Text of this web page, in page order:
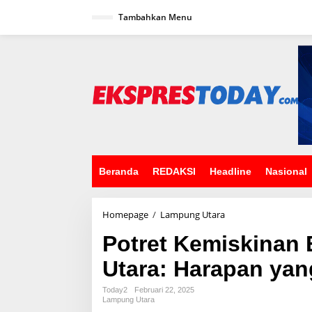
Tambahkan Menu
Beranda REDAKSI Headline Nasional
Homepage / Lampung Utara
t
r
e
t
Potret Kemiskinan
Utara: Harapan
Today2
Februari 22, 2025
Lampung Utara